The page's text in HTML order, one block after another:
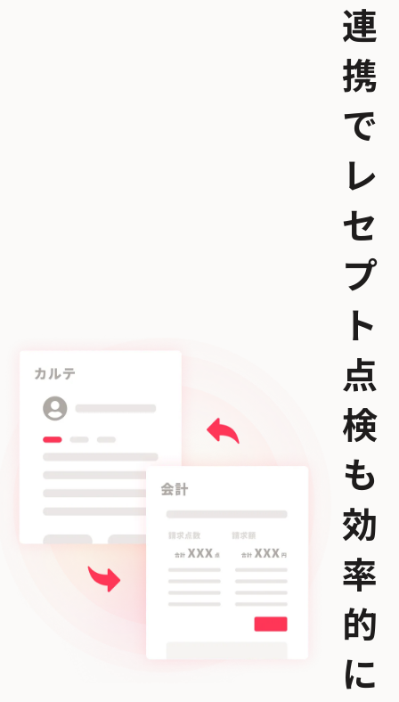
連
携
で
レ
セ
プ
ト
点
検
も
効
率
的
に